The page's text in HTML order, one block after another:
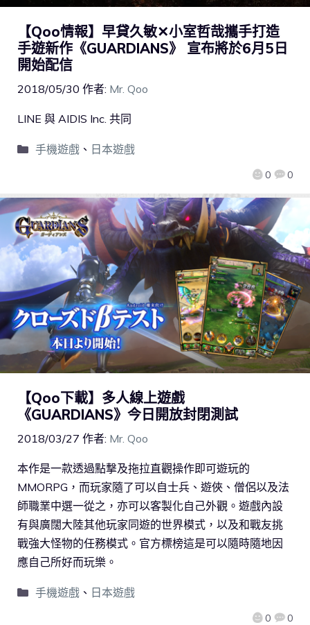
【Qoo情報】早貸久敏✕小室哲哉攜手打造
手遊新作《GUARDIANS》 宣布將於6月5日
開始配信
2018/05/30 作者: Mr. Qoo
0 0
LINE 與 AIDIS Inc. 共同
手機遊戲、 日本遊戲
【Qoo下載】多人線上遊戲
《GUARDIANS》今日開放封閉測試
2018/03/27 作者: Mr. Qoo
0 0
本作是一款透過點撃及拖拉直觀操作即可遊玩的
MMORPG，而玩家隨了可以自士兵、遊俠、僧侶以及法
師職業中選一從之，亦可以客製化自己外觀。遊戲內設
有與廣闊大陸其他玩家同遊的世界模式，以及和戰友挑
戰強大怪物的任務模式。官方標榜這是可以隨時隨地因
應自己所好而玩樂。
手機遊戲、 日本遊戲